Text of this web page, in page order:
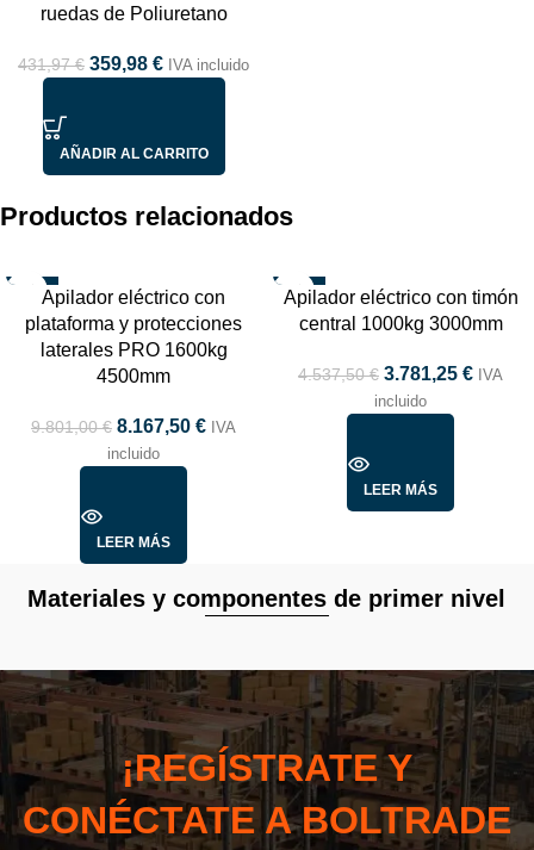
ruedas de Poliuretano
431,97€ 359,98 € IVA incluido
AÑADIR AL CARRITO
Productos relacionados
AGOTADO
TOP
Apilador eléctrico con
plataforma y protecciones
laterales PRO 1600kg
4500mm
9.801,00€ 8.167,50 € IVA
incluido
LEER MÁS
-17%
AGOTADO
Apilador eléctrico con timón
central 1000kg 3000mm
4.537,50€ 3.781,25 € IVA
incluido
LEER MÁS
Materiales y componentes de primer nivel
¡REGÍSTRATE Y
CONÉCTATE A BOLTRADE